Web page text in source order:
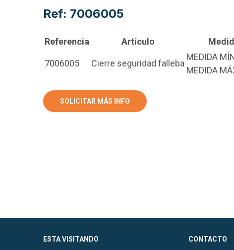
Ref: 7006005
Referencia Artículo
7006005 Cierre seguridad falleba
MEDIDA
MEDIDA
SOLICITAR MÁS INFO
ESTA VISITANDO CONTACTO